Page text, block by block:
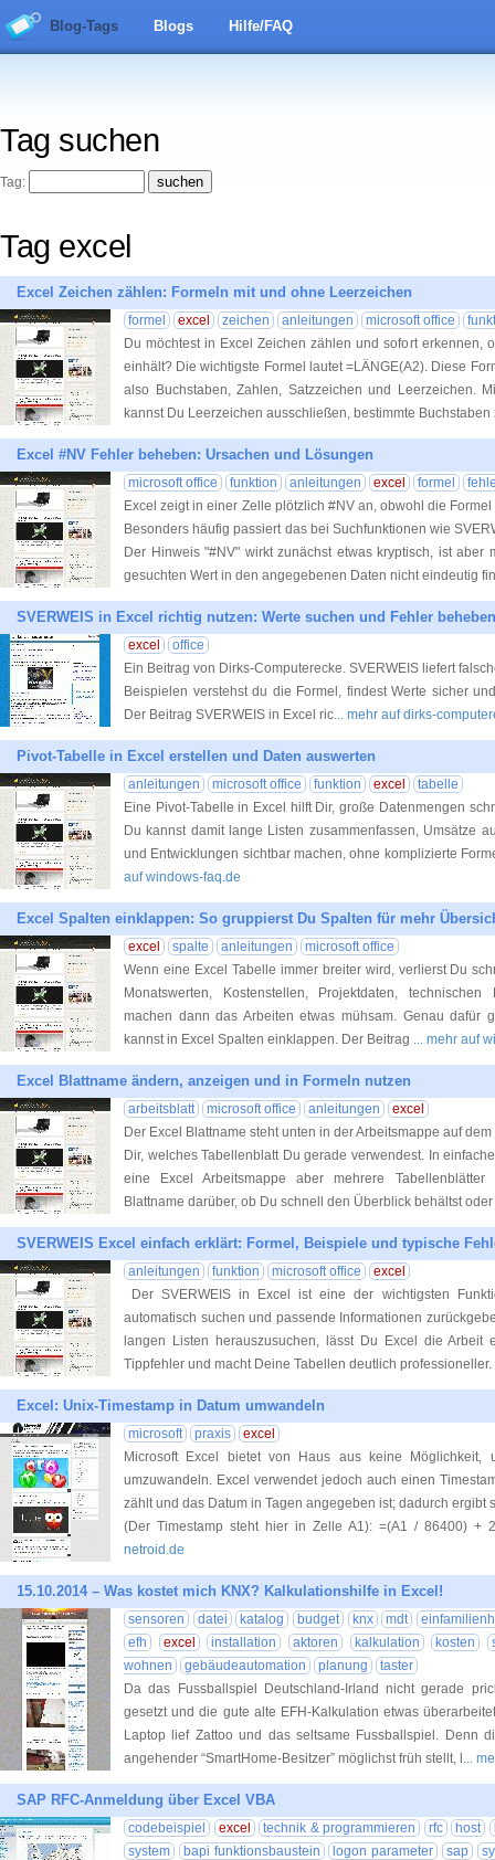
Blog-Tags Blogs Hilfe/FAQ
Tag suchen
Tag:
Tag excel
Excel Zeichen zählen: Formeln mit und ohne Leerzeichen
formel excel zeichen anleitungen microsoft office
Du möchtest in Excel Zeichen zählen und sofort erkennen,
einhält? Die wichtigste Formel lautet =LÄNGE(A2). Diese
also Buchstaben, Zahlen, Satzzeichen und Leerzeichen.
kannst Du Leerzeichen ausschließen, bestimmte Buchstaben
Excel #NV Fehler beheben: Ursachen und Lösungen
microsoft office funktion anleitungen excel formel
Excel zeigt in einer Zelle plötzlich #NV an, obwohl die
Besonders häufig passiert das bei Suchfunktionen wie
Der Hinweis "#NV" wirkt zunächst etwas kryptisch, ist aber
gesuchten Wert in den angegebenen Daten nicht eindeutig
SVERWEIS in Excel richtig nutzen: Werte suchen und Fehler beheben
excel
office
Ein Beitrag von Dirks-Computerecke. SVERWEIS liefert
Beispielen verstehst du die Formel, findest Werte sicher
Der Beitrag SVERWEIS in Excel ric... mehr auf dirks-
Pivot-Tabelle in Excel erstellen und Daten auswerten
anleitungen microsoft office funktion excel
tabelle
Eine Pivot-Tabelle in Excel hilft Dir, große Datenmengen
Du kannst damit lange Listen zusammenfassen, Umsätze
und Entwicklungen sichtbar machen, ohne komplizierte
auf windows-faq.de
Excel Spalten einklappen: So gruppierst Du Spalten für mehr
excel spalte anleitungen
microsoft office
Wenn eine Excel Tabelle immer breiter wird, verlierst Du
Monatswerten, Kostenstellen, Projektdaten,
machen dann das Arbeiten etwas mühsam. Genau dafür
kannst in Excel Spalten einklappen. Der Beitrag ... mehr auf
Excel Blattname ändern, anzeigen und in Formeln nutzen
arbeitsblatt microsoft office anleitungen
excel
Der Excel Blattname steht unten in der Arbeitsmappe auf
Dir, welches Tabellenblatt Du gerade verwendest. In
eine Excel Arbeitsmappe aber mehrere
Blattname darüber, ob Du schnell den Überblick behältst
SVERWEIS Excel einfach erklärt: Formel, Beispiele und typische
anleitungen funktion microsoft office
excel
Der SVERWEIS in Excel ist eine der wichtigsten
automatisch suchen und passende Informationen
langen Listen herauszusuchen, lässt Du Excel die Arbeit
Tippfehler und macht Deine Tabellen deutlich professioneller.
Excel: Unix-Timestamp in Datum umwandeln
microsoft praxis
excel
Microsoft Excel bietet von Haus aus keine Möglichkeit,
umzuwandeln. Excel verwendet jedoch auch einen
zählt und das Datum in Tagen angegeben ist; dadurch ergibt
(Der Timestamp steht hier in Zelle A1): =(A1 / 86400) +
netroid.de
15.10.2014 – Was kostet mich KNX? Kalkulationshilfe in Excel!
sensoren datei katalog budget knx mdt
efh
excel installation aktoren kalkulation kosten
wohnen
gebäudeautomation planung
taster
Da das Fussballspiel Deutschland-Irland nicht gerade
gesetzt und die gute alte EFH-Kalkulation etwas
Laptop lief Zattoo und das seltsame Fussballspiel. Denn
angehender “SmartHome-Besitzer” möglichst früh stellt, l ...
SAP RFC-Anmeldung über Excel VBA
codebeispiel excel technik & programmieren rfc host
system
bapi funktionsbaustein logon parameter sap